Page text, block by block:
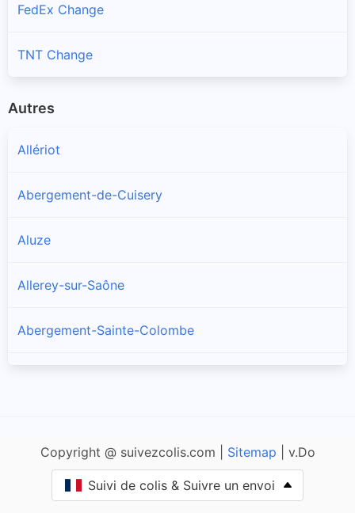
FedEx Change
TNT Change
Autres
Allériot
Abergement-de-Cuisery
Aluze
Allerey-sur-Saône
Abergement-Sainte-Colombe
Anglure-sous-Dun
Copyright @ suivezcolis.com | Sitemap | v.Do
Suivi de colis & Suivre un envoi